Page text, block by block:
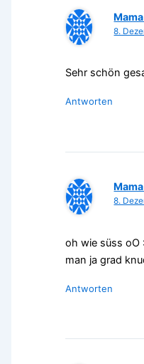
8.
Sehr schön
Antworten
8.
oh wie süss oO
man ja grad
Antworten